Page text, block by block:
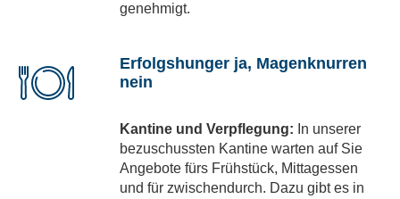
genehmigt.
Erfolgshunger ja, Magenknurren
nein
Kantine und Verpflegung: In unserer
bezuschussten Kantine warten auf Sie
Angebote fürs Frühstück, Mittagessen
und für zwischendurch. Dazu gibt es in